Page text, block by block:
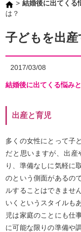
> 結婚後に出てく
は？
子どもを出
2017/03/08
結婚後に出てくる悩み
出産と育児
多くの女性にとって子
だと思いますが、出
り、準備なしに気軽に
のという側面があるの
ルすることはできませ
いくというスタイルも
児は家庭のことにも仕
に可能な限りの準備や